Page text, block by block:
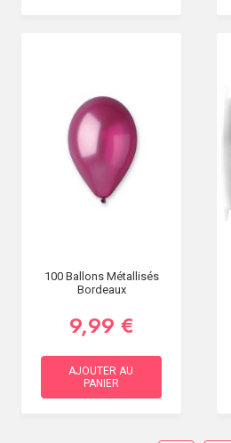
100 Ballons Métallisés
Bordeaux
9,99 €
AJOUTER AU
PANIER